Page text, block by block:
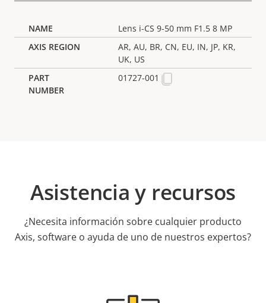
Lens i-CS 9-50 mm F1.5 8 MP
AR, AU, BR, CN, EU, IN, JP, KR,
UK, US
01727-001
Asistencia y recursos
¿Necesita información sobre cualquier producto
Axis, software o ayuda de uno de nuestros expertos?